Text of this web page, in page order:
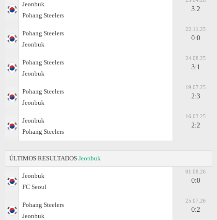
Jeonbuk
Pohang Steelers
3:2
Pohang Steelers
Jeonbuk
22.11.25
0:0
Pohang Steelers
Jeonbuk
24.08.25
3:1
Pohang Steelers
Jeonbuk
19.07.25
2:3
Jeonbuk
Pohang Steelers
16.03.25
2:2
ÚLTIMOS RESULTADOS Jeonbuk
Jeonbuk
FC Seoul
01.08.26
0:0
Pohang Steelers
Jeonbuk
25.07.26
0:2